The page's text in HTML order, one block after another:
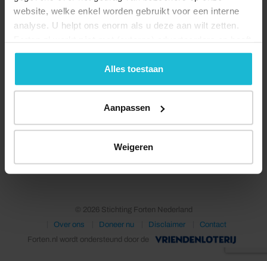
website, welke enkel worden gebruikt voor een interne
analyse. U helpt ons enorm als u deze aan wilt zetten.
geen commerciële doelstelling. U kunt deze cookies via
de knoppen accepteren, beheren of weigeren.
Alles toestaan
Aanpassen
Weigeren
© 2026 Stichting Forten Nederland
Over ons
Doneer nu Disclaimer
Contact
Forten.nl wordt ondersteund door de